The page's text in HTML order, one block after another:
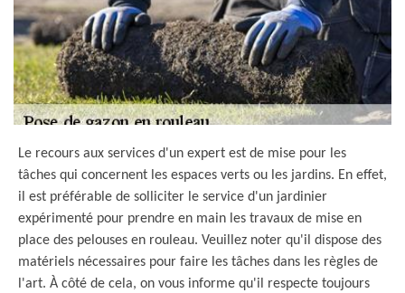
Le recours aux services d'un expert est de mise pour les
tâches qui concernent les espaces verts ou les jardins. En effet,
il est préférable de solliciter le service d'un jardinier
expérimenté pour prendre en main les travaux de mise en
place des pelouses en rouleau. Veuillez noter qu'il dispose des
matériels nécessaires pour faire les tâches dans les règles de
l'art. À côté de cela, on vous informe qu'il respecte toujours